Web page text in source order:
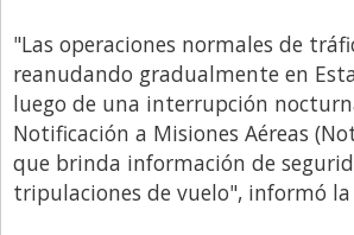
País
Política
Publicidad y Marketing
Real Estate y Propiedades
Responsabilidad Social
"Las operaciones normales de
reanudando gradualmente en
luego de una interrupción
Notificación a Misiones Aéreas
que brinda información de
tripulaciones de vuelo", informó la